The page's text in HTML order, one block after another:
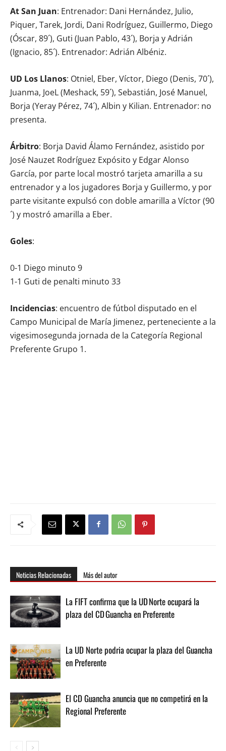
At San Juan: Entrenador: Dani Hernández, Julio,
Piquer, Tarek, Jordi, Dani Rodríguez, Guillermo, Diego
(Óscar, 89´), Guti (Juan Pablo, 43´), Borja y Adrián
(Ignacio, 85´). Entrenador: Adrián Albéniz.
UD Los Llanos: Otniel, Eber, Víctor, Diego (Denis, 70´),
Juanma, JoeL (Meshack, 59´), Sebastián, José Manuel,
Borja (Yeray Pérez, 74´), Albin y Kilian. Entrenador: no
presenta.
Árbitro: Borja David Álamo Fernández, asistido por
José Nauzet Rodríguez Expósito y Edgar Alonso
García, por parte local mostró tarjeta amarilla a su
entrenador y a los jugadores Borja y Guillermo, y por
parte visitante expulsó con doble amarilla a Víctor (90
´) y mostró amarilla a Eber.
Goles:
0-1 Diego minuto 9
1-1 Guti de penalti minuto 33
Incidencias: encuentro de fútbol disputado en el
Campo Municipal de María Jimenez, perteneciente a la
vigesimosegunda jornada de la Categoría Regional
Preferente Grupo 1.
Noticias Relacionadas Más del autor
La FIFT confirma que la UD Norte ocupará la
plaza del CD Guancha en Preferente
La UD Norte podria ocupar la plaza del Guancha
en Preferente
El CD Guancha anuncia que no competirá en la
Regional Preferente